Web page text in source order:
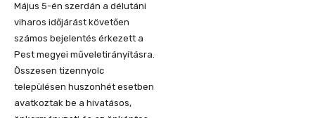
Május 5-én szerdán a délutáni
viharos időjárást követően
számos bejelentés érkezett a
Pest megyei műveletirányításra.
Összesen tizennyolc
településen huszonhét esetben
avatkoztak be a hivatásos,